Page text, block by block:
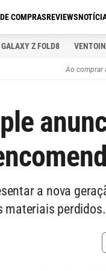
COMPRASREVIEWS
Z FOLD8
Ao comprar
a nova
materiais perdidos.